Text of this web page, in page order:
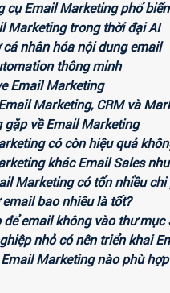
cụ Email Marketing phổ
Marketing trong thời đại AI
cá nhân hóa nội dung email
thông minh
Email Marketing
Marketing, CRM và
gặp về Email Marketing
có còn hiệu quả
khác Email Sales
Marketing có tốn nhiều chi
email bao nhiêu là tốt?
để email không vào thư mục
nhỏ có nên triển khai
Marketing nào phù